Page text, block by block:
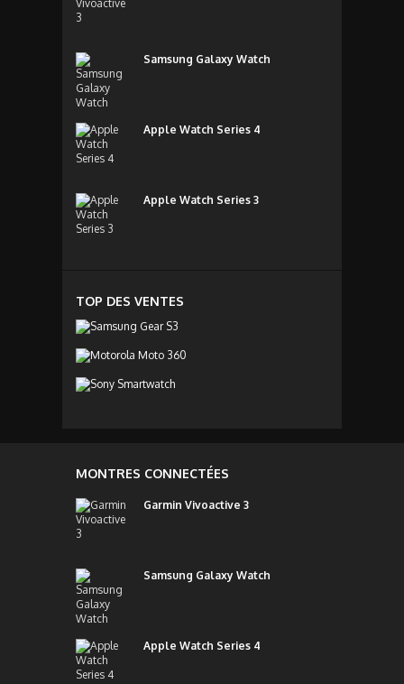
Samsung Galaxy Watch
Apple Watch Series 4
Apple Watch Series 3
TOP DES VENTES
MONTRES CONNECTÉES
Garmin Vivoactive 3
Samsung Galaxy Watch
Apple Watch Series 4